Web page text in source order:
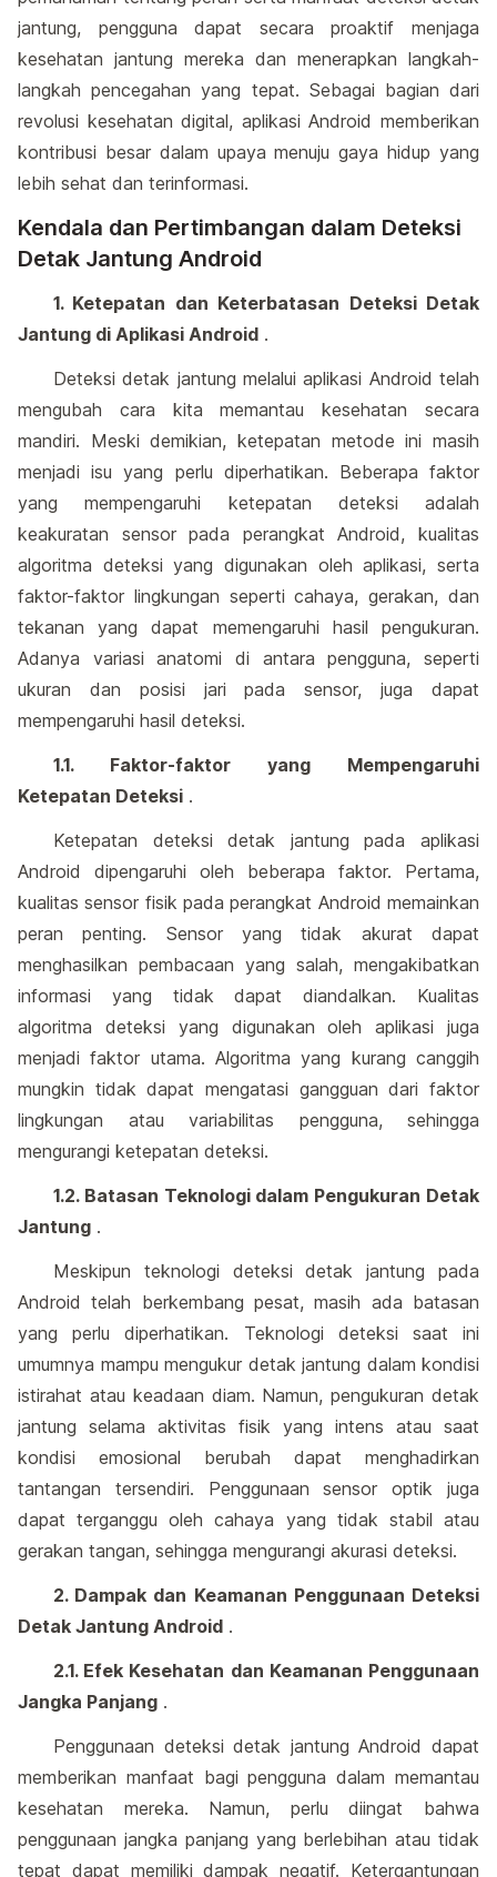
jantung, pengguna dapat secara proaktif menjaga
kesehatan jantung mereka dan menerapkan langkah-
langkah pencegahan yang tepat. Sebagai bagian dari
revolusi kesehatan digital, aplikasi Android memberikan
kontribusi besar dalam upaya menuju gaya hidup yang
lebih sehat dan terinformasi.
Kendala dan Pertimbangan dalam Deteksi
Detak Jantung Android
1. Ketepatan dan Keterbatasan Deteksi Detak
Jantung di Aplikasi Android .
Deteksi detak jantung melalui aplikasi Android telah
mengubah cara kita memantau kesehatan secara
mandiri. Meski demikian, ketepatan metode ini masih
menjadi isu yang perlu diperhatikan. Beberapa faktor
yang mempengaruhi ketepatan deteksi adalah
keakuratan sensor pada perangkat Android, kualitas
algoritma deteksi yang digunakan oleh aplikasi, serta
faktor-faktor lingkungan seperti cahaya, gerakan, dan
tekanan yang dapat memengaruhi hasil pengukuran.
Adanya variasi anatomi di antara pengguna, seperti
ukuran dan posisi jari pada sensor, juga dapat
mempengaruhi hasil deteksi.
1.1. Faktor-faktor yang Mempengaruhi
Ketepatan Deteksi .
Ketepatan deteksi detak jantung pada aplikasi
Android dipengaruhi oleh beberapa faktor. Pertama,
kualitas sensor fisik pada perangkat Android memainkan
peran penting. Sensor yang tidak akurat dapat
menghasilkan pembacaan yang salah, mengakibatkan
informasi yang tidak dapat diandalkan. Kualitas
algoritma deteksi yang digunakan oleh aplikasi juga
menjadi faktor utama. Algoritma yang kurang canggih
mungkin tidak dapat mengatasi gangguan dari faktor
lingkungan atau variabilitas pengguna, sehingga
mengurangi ketepatan deteksi.
1.2. Batasan Teknologi dalam Pengukuran Detak
Jantung .
Meskipun teknologi deteksi detak jantung pada
Android telah berkembang pesat, masih ada batasan
yang perlu diperhatikan. Teknologi deteksi saat ini
umumnya mampu mengukur detak jantung dalam kondisi
istirahat atau keadaan diam. Namun, pengukuran detak
jantung selama aktivitas fisik yang intens atau saat
kondisi emosional berubah dapat menghadirkan
tantangan tersendiri. Penggunaan sensor optik juga
dapat terganggu oleh cahaya yang tidak stabil atau
gerakan tangan, sehingga mengurangi akurasi deteksi.
2. Dampak dan Keamanan Penggunaan Deteksi
Detak Jantung Android .
2.1. Efek Kesehatan dan Keamanan Penggunaan
Jangka Panjang .
Penggunaan deteksi detak jantung Android dapat
memberikan manfaat bagi pengguna dalam memantau
kesehatan mereka. Namun, perlu diingat bahwa
penggunaan jangka panjang yang berlebihan atau tidak
tepat dapat memiliki dampak negatif. Ketergantungan